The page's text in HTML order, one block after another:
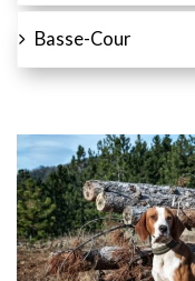
Basse-Cour